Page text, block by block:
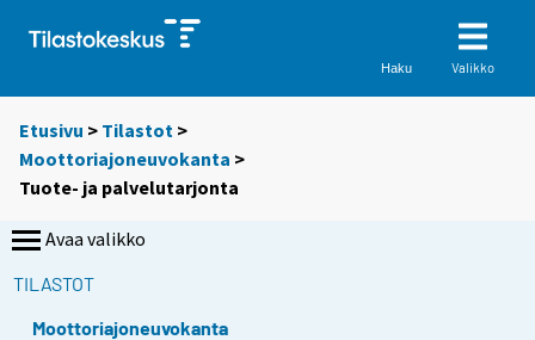
Haku Valikko
Etusivu > Tilastot >
Moottoriajoneuvokanta >
Tuote- ja palvelutarjonta
Avaa valikko
TILASTOT
Moottoriajoneuvokanta